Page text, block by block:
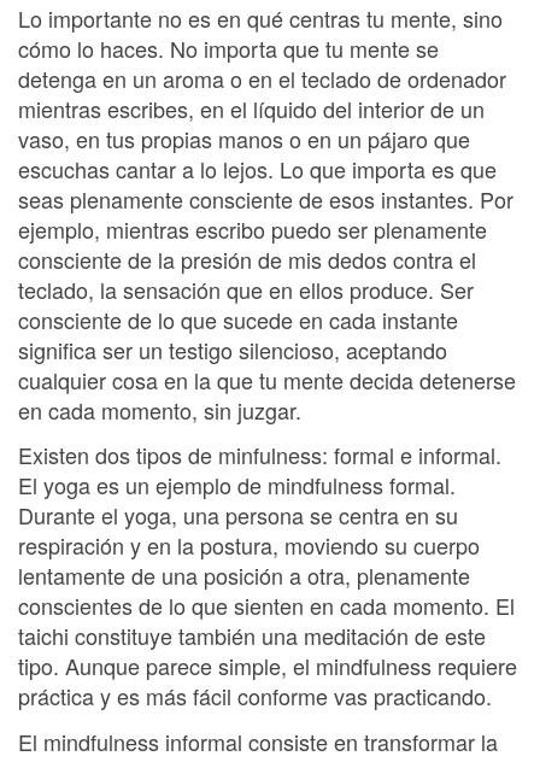
Lo importante no es en qué centras tu mente, sino
cómo lo haces. No importa que tu mente se
detenga en un aroma o en el teclado de ordenador
mientras escribes, en el líquido del interior de un
vaso, en tus propias manos o en un pájaro que
escuchas cantar a lo lejos. Lo que importa es que
seas plenamente consciente de esos instantes. Por
ejemplo, mientras escribo puedo ser plenamente
consciente de la presión de mis dedos contra el
teclado, la sensación que en ellos produce. Ser
consciente de lo que sucede en cada instante
significa ser un testigo silencioso, aceptando
cualquier cosa en la que tu mente decida detenerse
en cada momento, sin juzgar.
Existen dos tipos de minfulness: formal e informal.
El yoga es un ejemplo de mindfulness formal.
Durante el yoga, una persona se centra en su
respiración y en la postura, moviendo su cuerpo
lentamente de una posición a otra, plenamente
conscientes de lo que sienten en cada momento. El
taichi constituye también una meditación de este
tipo. Aunque parece simple, el mindfulness requiere
práctica y es más fácil conforme vas practicando.
El mindfulness informal consiste en transformar la